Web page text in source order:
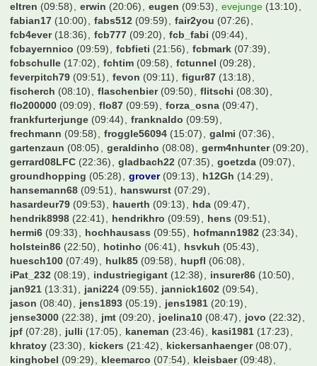
eltren (09:58) erwin (20:06) eugen (09:53) evejunge (13:10)
fabian17 (10:00) fabs512 (09:59) fair2you (07:26)
fcb4ever(18:36) fcb777 (09:20) fcb_fabi (09:44)
fcbayernnico (09:59) fcbfieti (21:56) fcbmark (07:39)
fcbschulle (17:02) fchtim (09:58) fctunnel (09:28)
feverpitch79 (09:51) fevon (09:11) figur87 (13:18)
fischerch (08:10) flaschenbier(09:50) flitschi (08:30)
flo200000 (09:09) flo87 (09:59) forza_osna (09:47)
frankfurterjunge (09:44) franknaldo (09:59)
frechmann (09:58) froggle56094 (15:07) galmi (07:36)
gartenzaun (08:05) geraldinho (08:08) germ4nhunter(09:20)
gerrard08LFC (22:36) gladbach22 (07:35) goetzda (09:07)
groundhopping (05:28) grover(09:13) h12Gh (14:29)
hansemann68 (09:51) hanswurst (07:29)
hasardeur79 (09:53) hauerth (09:13) hda (09:47)
hendrik8998 (22:41) hendrikhro (09:59) hens (09:51)
hermi6 (09:33) hochhausass (09:55) hofmann1982 (23:34)
holstein86 (22:50) hotinho (06:41) hsvkuh (05:43)
huesch100 (07:49) hulk85 (09:58) hupfl (06:08)
iPat_232 (08:19) industriegigant (12:38) insurer86 (10:50)
jan921 (13:31) jani224 (09:55) jannick1602 (09:54)
jason (08:40) jens1893 (05:19) jens1981 (20:19)
jense3000 (22:38) jmt (09:20) joelina10 (08:47) jovo (22:32)
jpf (07:28) julli (17:05) kaneman (23:46) kasi1981 (17:23)
khratoy (23:30) kickers (21:42) kickersanhaenger(08:07)
kinghobel (09:29) kleemarco (07:54) kleisbaer(09:48)